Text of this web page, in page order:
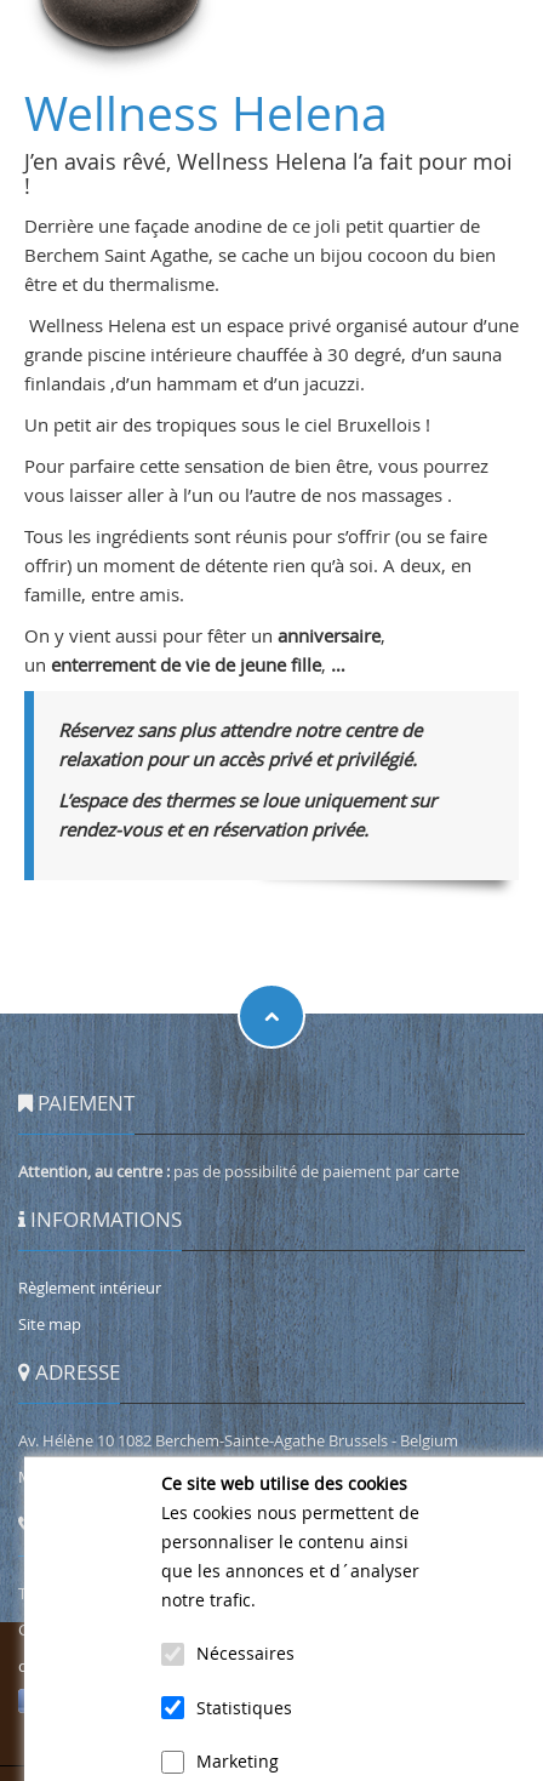
Wellness Helena
J’en avais rêvé, Wellness Helena l’a fait pour moi
!
Derrière une façade anodine de ce joli petit quartier de
Berchem Saint Agathe, se cache un bijou cocoon du bien
être et du thermalisme.
Wellness Helena est un espace privé organisé autour d’une
grande piscine intérieure chauffée à 30 degré, d’un sauna
finlandais ,d’un hammam et d’un jacuzzi.
Un petit air des tropiques sous le ciel Bruxellois !
Pour parfaire cette sensation de bien être, vous pourrez
vous laisser aller à l’un ou l’autre de nos massages .
Tous les ingrédients sont réunis pour s’offrir (ou se faire
offrir) un moment de détente rien qu’à soi. A deux, en
famille, entre amis.
On y vient aussi pour fêter un anniversaire,
un enterrement de vie de jeune fille, …
Réservez sans plus attendre notre centre de
relaxation pour un accès privé et privilégié.
L’espace des thermes se loue uniquement sur
rendez-vous et en réservation privée.
PAIEMENT
Attention, au centre :pas de possibilité de paiement par carte
INFORMATIONS
Règlement intérieur
Site map
ADRESSE
Av. Hélène 10 1082 Berchem-Sainte-Agathe Brussels - Belgium
Map Google
Tel.
Gsm
contact@wellnesshelena.be
Suivez-nous sur FB
Ce site web utilise des cookies
Les cookies nous permettent de
personnaliser le contenu ainsi
que les annonces et d´analyser
notre trafic.
Nécessaires
Statistiques
Marketing